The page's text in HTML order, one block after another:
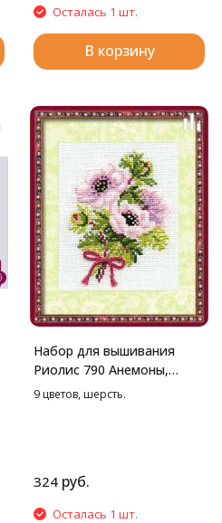
Осталась 1 шт.
В корзину
Набор для вышивания
Риолис 790 Анемоны,
13*16 см
9 цветов, шерсть.
324 руб.
Осталась 1 шт.